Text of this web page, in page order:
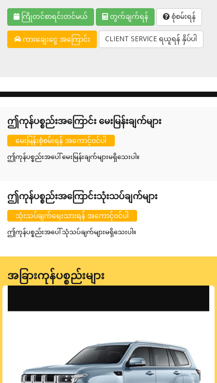
ကြိုတင်စာရင်းတင်မယ် တွက်ချက်ရန် စုံစမ်းရန်
ကားချေးငွေ အကြောင်း CLIENT SERVICE ရယူရန် နှိပ်ပါ
ဤကုန်ပစ္စည်းအကြောင်း မေးမြန်းချက်များ
မေးမြန်းစုံစမ်းရန် အကောင့်ဝင်ပါ
ဤကုန်ပစ္စည်းအပေါ် မေးမြန်းချက်များမရှိသေးပါ။
ဤကုန်ပစ္စည်းအကြောင်းသုံးသပ်ချက်များ
သုံးသပ်ချက်ရေးသားရန် အကောင့်ဝင်ပါ
ဤကုန်ပစ္စည်းအပေါ် သုံသပ်ချက်များမရှိသေးပါ။
အခြားကုန်ပစ္စည်းများ